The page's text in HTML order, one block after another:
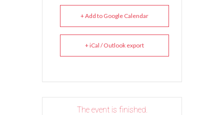
+ Add to Google Calendar
+ iCal / Outlook export
The event is finished.